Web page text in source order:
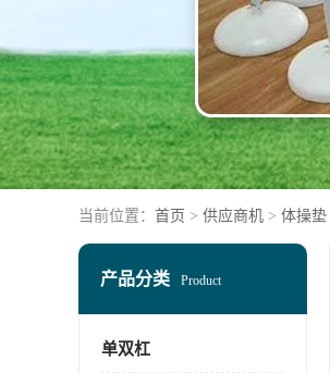
当前位置： 首页 > 供应商机 > 体操垫
产品分类 Product
单双杠